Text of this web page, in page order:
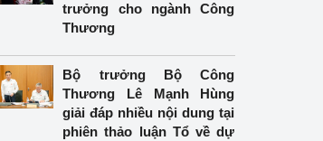
trưởng cho ngành Công
Thương
Bộ trưởng Bộ Công
Thương Lê Mạnh Hùng
giải đáp nhiều nội dung tại
phiên thảo luận Tổ về dự